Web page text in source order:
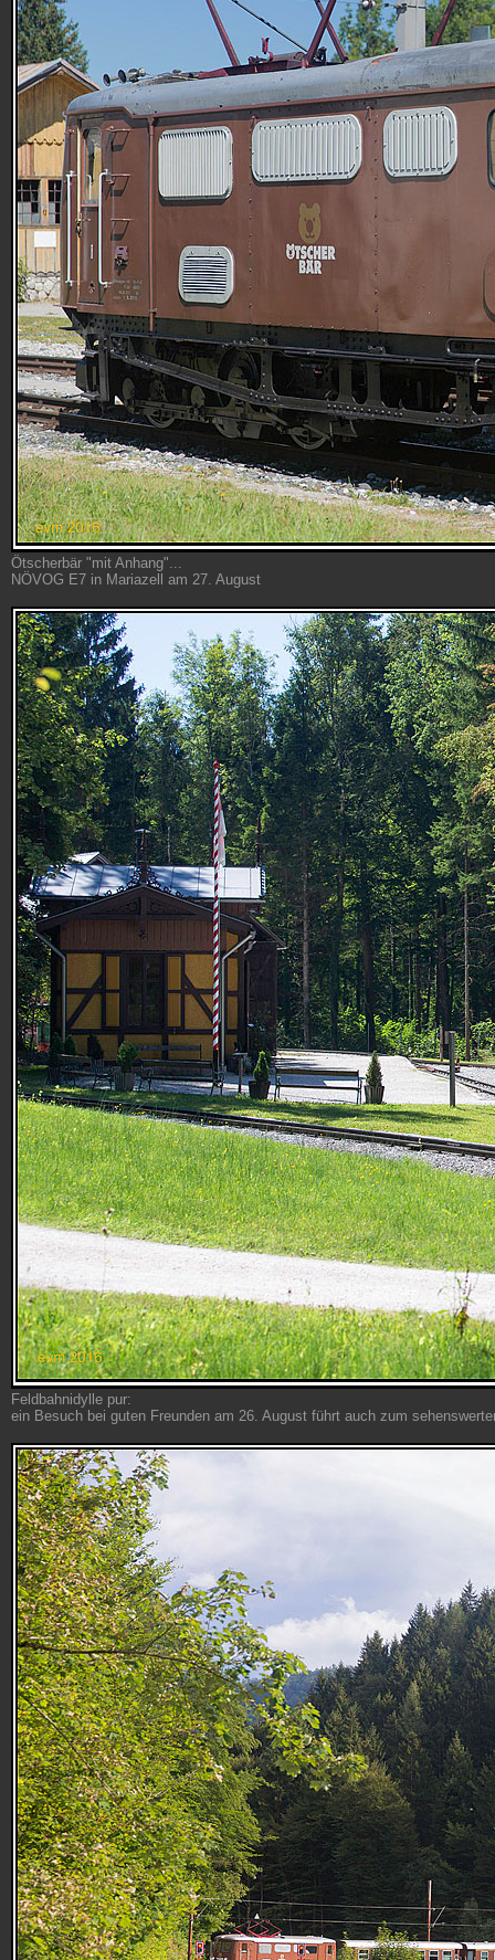
Ötscherbär "mit Anhang"...
NÖVOG E7 in Mariazell am 27. August
Feldbahnidylle pur:
ein Besuch bei guten Freunden am 26. August führt auch zum